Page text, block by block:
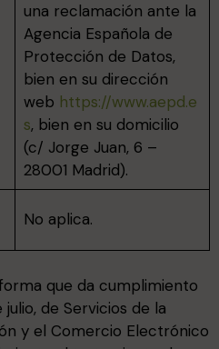
una reclamación ante la
Agencia Española de
Protección de Datos,
bien en su dirección
web https://www.aepd.e
s, bien en su domicilio
(c/ Jorge Juan, 6 –
28001 Madrid).
No aplica.
que da cumplimiento
de Servicios de la
y el Comercio Electrónico